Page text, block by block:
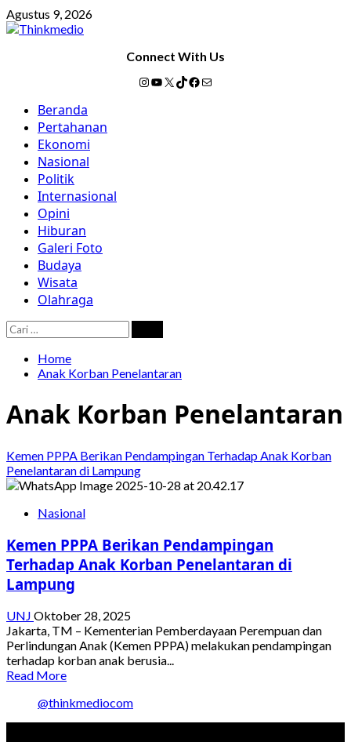
Skip
to
Agustus 9, 2026
Connect With Us
Instagram
YouTube
X TikTok
Facebook
Mail
Primary
Menu
Beranda
Pertahanan
Ekonomi
Nasional
Politik
Internasional
Opini
Hiburan
Galeri Foto
Budaya
Wisata
Olahraga
Cari
untuk:
Home
Anak Korban Penelantaran
Anak Korban Penelantaran
Kemen PPPA Berikan Pendampingan Terhadap Anak Korban
Penelantaran di Lampung
Nasional
Kemen PPPA Berikan Pendampingan
Terhadap Anak Korban Penelantaran di
Lampung
UNJ Oktober 28, 2025
Jakarta, TM – Kementerian Pemberdayaan Perempuan dan
Perlindungan Anak (Kemen PPPA) melakukan pendampingan
terhadap korban anak berusia...
Read MoreRead
about
Kemen
@thinkmediocom